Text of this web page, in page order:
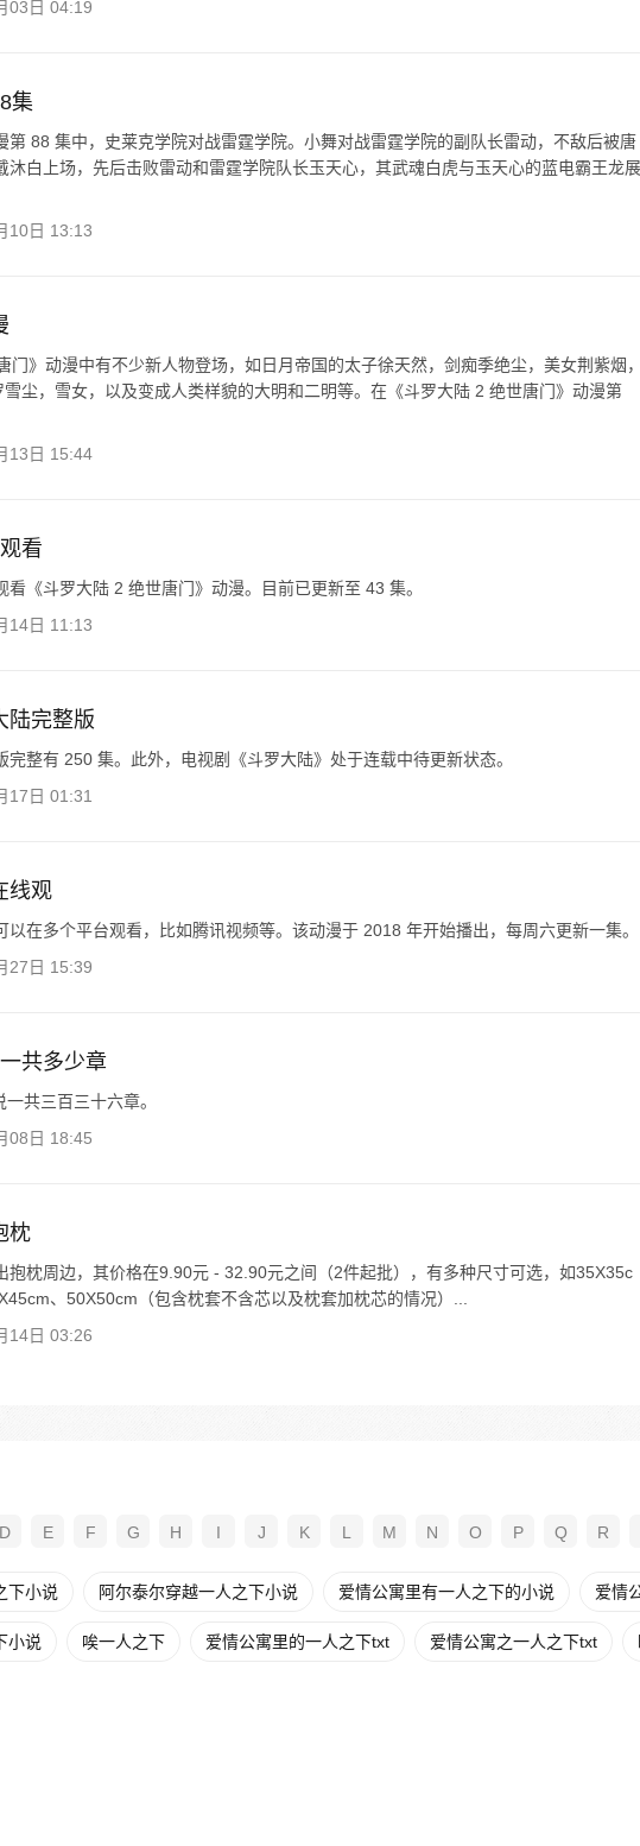
03日 04:19
集
第 88 集中，史莱克学院对战雷霆学院。小舞对战雷霆学院的副队长雷动，不敌后被唐
沐白上场，先后击败雷动和雷霆学院队长玉天心，其武魂白虎与玉天心的蓝电霸王龙展
10日 13:13
门》动漫中有不少新人物登场，如日月帝国的太子徐天然，剑痴季绝尘，美女荆紫烟，
雪尘，雪女，以及变成人类样貌的大明和二明等。在《斗罗大陆 2 绝世唐门》动漫第
13日 15:44
看
看《斗罗大陆 2 绝世唐门》动漫。目前已更新至 43 集。
14日 11:13
陆完整版
完整有 250 集。此外，电视剧《斗罗大陆》处于连载中待更新状态。
17日 01:31
线观
以在多个平台观看，比如腾讯视频等。该动漫于 2018 年开始播出，每周六更新一集。
27日 15:39
共多少章
一共三百三十六章。
08日 18:45
枕
抱枕周边，其价格在9.90元 - 32.90元之间（2件起批），有多种尺寸可选，如35X35c
、50X50cm（包含枕套不含芯以及枕套加枕芯的情况）...
14日 03:26
D E F G H I J K L M N O P Q R
下小说 阿尔泰尔穿越一人之下小说 爱情公寓里有一人之下的小说 爱情
小说 唉一人之下 爱情公寓里的一人之下txt 爱情公寓之一人之下txt